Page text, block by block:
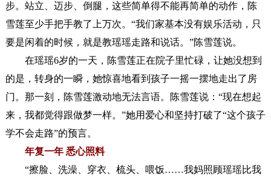
步。站立、迈步、倒腿，这些简单得不能再简单的动作，陈
雪莲至少手把手教了上万次。“我们家基本没有娱乐活动，只
要是闲着的时候，就是教瑶瑶走路和说话。”陈雪莲说。
在瑶瑶6岁的一天，陈雪莲正在院子里忙碌，让她没想到
的是，转身的一瞬，她惊喜地看到孩子一摇一摆地走出了房
门。那一刻，陈雪莲激动地无法言语。陈雪莲说：“现在想起
来，我都觉得跟做梦一样。”她用爱心和坚持打破了“这个孩子
学不会走路”的预言。
年复一年 悉心照料
“擦脸、洗澡、穿衣、梳头、喂饭……我妈照顾瑶瑶比我